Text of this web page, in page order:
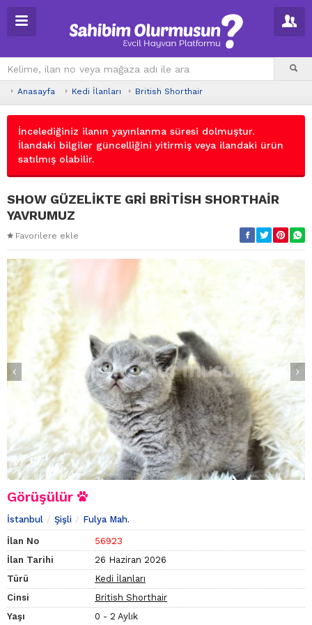
Anasayfa Kedi İlanları British Shorthair
İncelediğiniz ilanın yayınlanma süresi dolmuştur.
İlandaki bilgiler güncelliğini yitirmiş veya ilandaki ürün
satılmış olabilir.
SHOW GÜZELİKTE GRİ BRİTİSH SHORTHAİR
YAVRUMUZ
Favorilere ekle
Görüşülür
İstanbul Şişli Fulya Mah.
İlan No
56923
İlan Tarihi
26 Haziran 2026
Türü
Kedi İlanları
Cinsi
British Shorthair
Yaşı
0 - 2 Aylık